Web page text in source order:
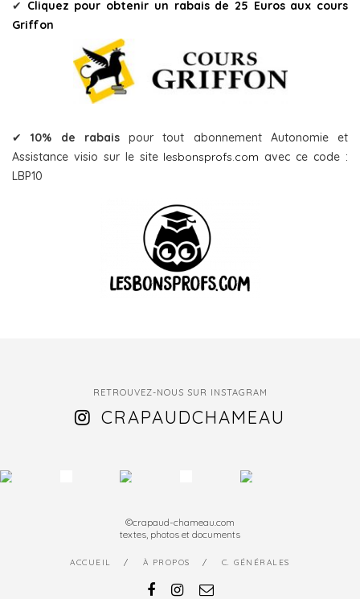
✔ Cliquez pour obtenir un rabais de 25 Euros aux cours
Griffon
✔10% de rabaispour tout abonnement Autonomie et
Assistance visio sur le site lesbonsprofs.com avec ce code :
LBP10
RETROUVEZ-NOUS SUR INSTAGRAM
CRAPAUDCHAMEAU
©crapaud-chameau.com
textes, photos et documents
ACCUEIL À PROPOS C. GÉNÉRALES